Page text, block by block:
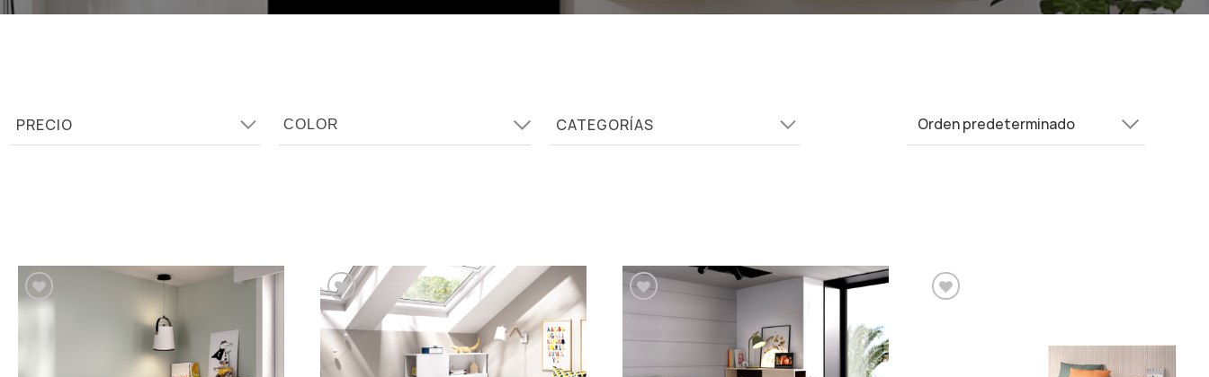
PRECIO CATEGORÍAS
Añadir a la lista de
deseos
Añadir a la lista de
deseos
Añadir a la lista de